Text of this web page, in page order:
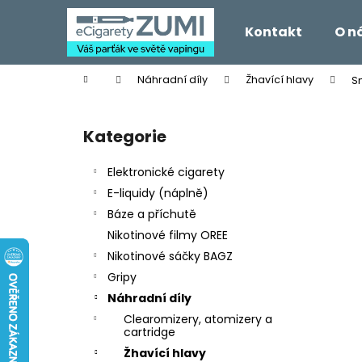
Kontakt O
Domů Náhradní díly Žhavící hlavy
Přeskočit
kategorie
Kategorie
Elektronické cigarety
E-liquidy (náplně)
Báze a příchutě
Nikotinové filmy OREE
Nikotinové sáčky BAGZ
Gripy
Náhradní díly
Clearomizery, atomizery a
cartridge
Žhavící hlavy
í
Zpět
do
Zpět
do